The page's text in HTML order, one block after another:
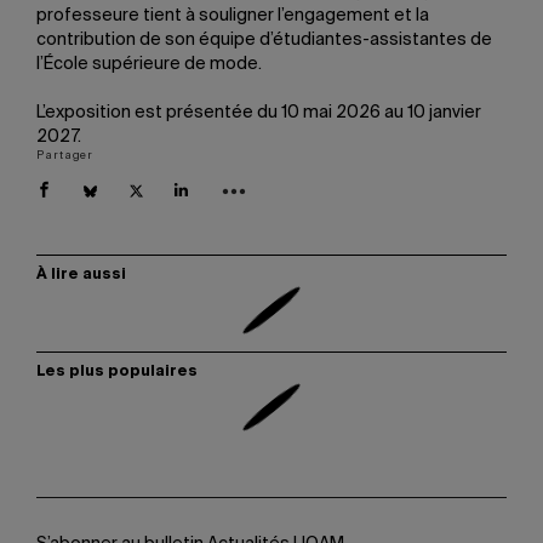
professeure tient à souligner l’engagement et la
contribution de son équipe d’étudiantes-assistantes de
l’École supérieure de mode.
L’exposition est présentée du 10 mai 2026 au 10 janvier
2027.
Partager
À lire aussi
Les plus populaires